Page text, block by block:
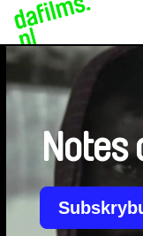
Notes